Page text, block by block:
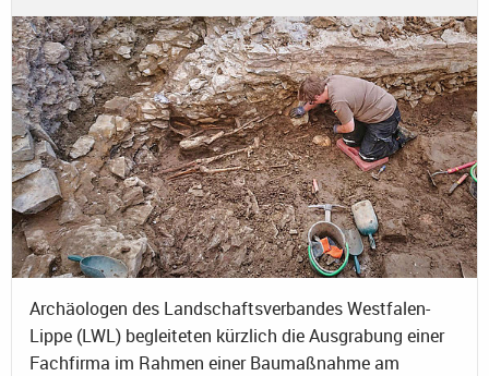
Archäologen des Landschaftsverbandes Westfalen-
Lippe (LWL) begleiteten kürzlich die Ausgrabung einer
Fachfirma im Rahmen einer Baumaßnahme am